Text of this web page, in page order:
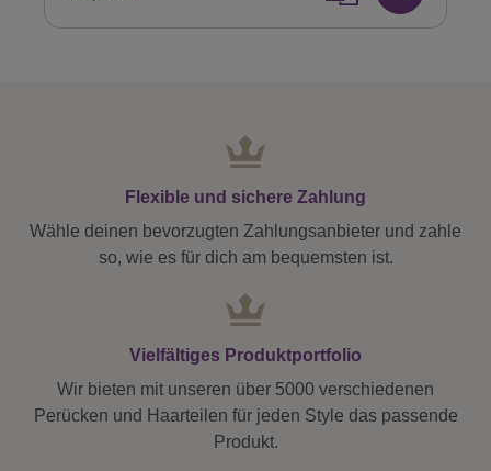
Flexible und sichere Zahlung
Wähle deinen bevorzugten Zahlungsanbieter und zahle
so, wie es für dich am bequemsten ist.
Vielfältiges Produktportfolio
Wir bieten mit unseren über 5000 verschiedenen
Perücken und Haarteilen für jeden Style das passende
Produkt.